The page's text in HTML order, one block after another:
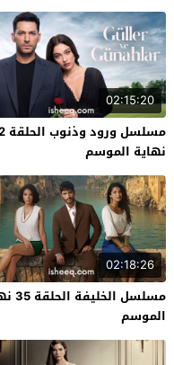
02:15:20
نهاية الموسم
02:18:26
مسلسل
الموسم